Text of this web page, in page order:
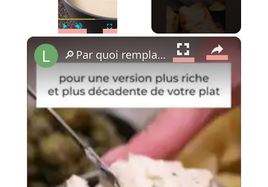
×
🔎 Par quoi remplacer la crème fraîche ?🍰